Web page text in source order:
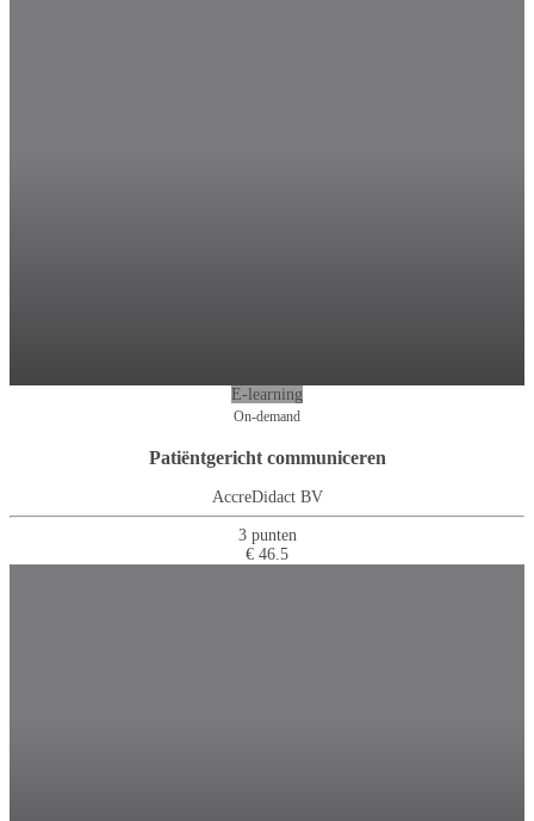
E-learning
On-demand
Patiëntgericht communiceren
AccreDidact BV
3 punten
€ 46.5